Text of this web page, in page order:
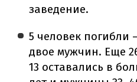
заведение.
5 человек погибли
двое мужчин. Еще
13 оставались в